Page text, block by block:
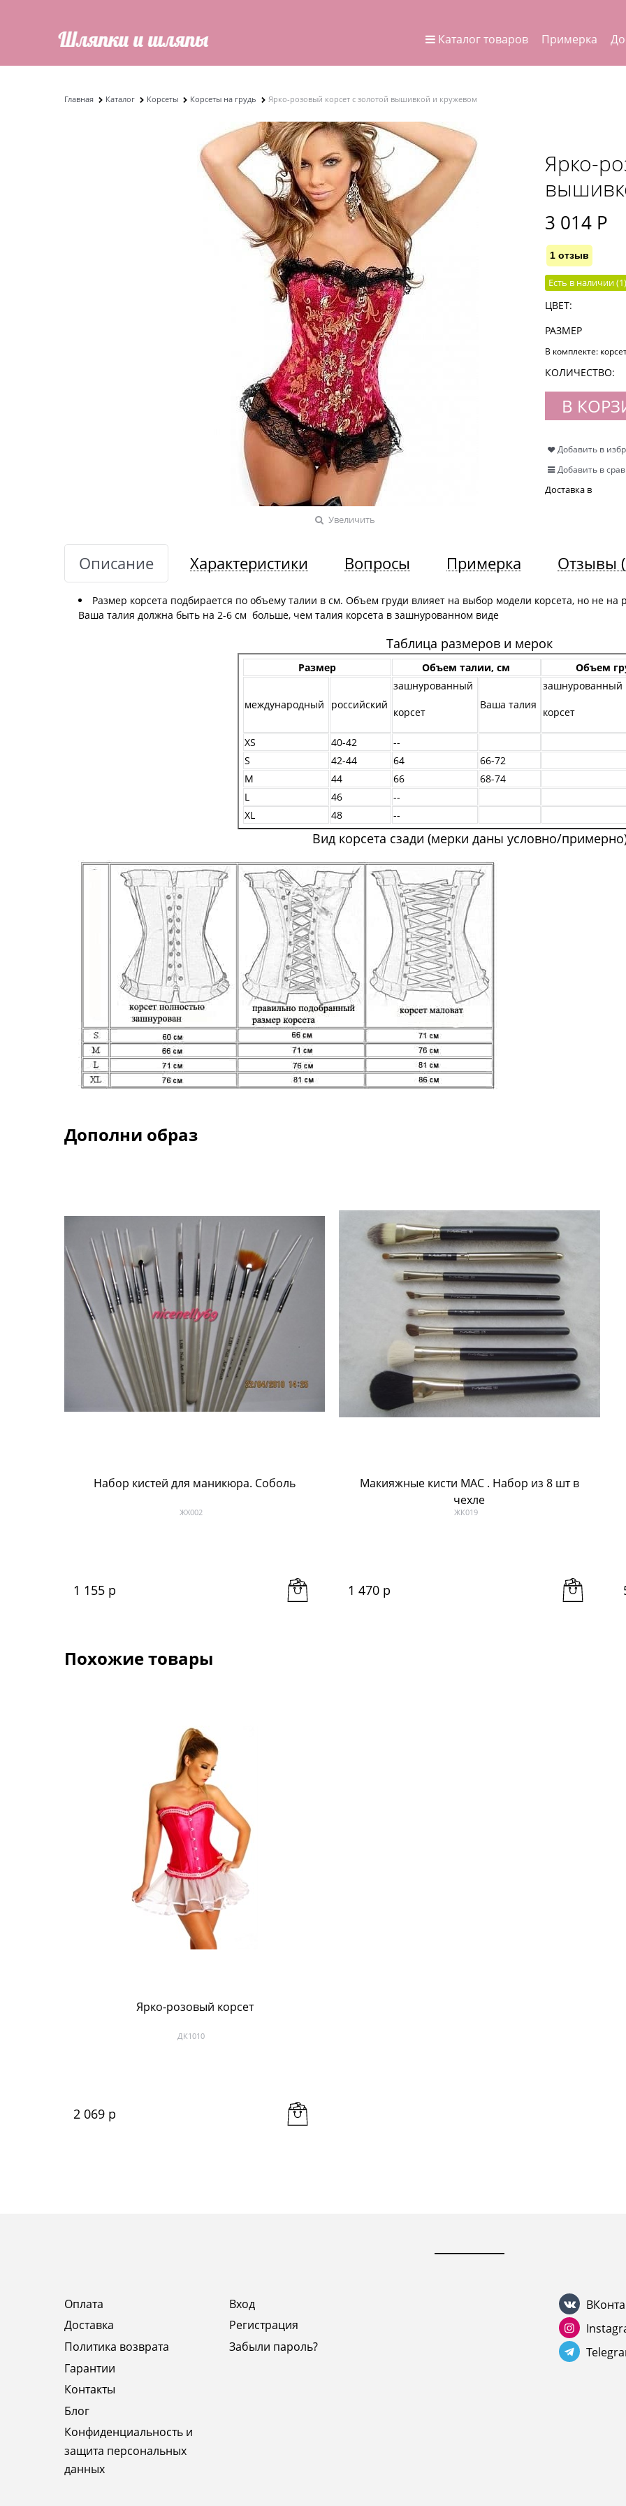
Каталог товаров Примерка
Главная Каталог Корсеты Корсеты на грудь Ярко-розовый корсет с золотой вышивкой и кружевом
Увеличить
Ярко-
3 014 Р
1 отзыв
Есть в наличии (1
ЦВЕТ:
РАЗМЕР
В комплекте:
КОЛИЧЕСТВО:
В
Добавить в
Добавить в
Доставка в
Описание Характеристики Вопросы Примерка Отзывы
Размер корсета подбирается по объему талии в см. Объем груди влияет на выбор модели корсета, но не
Ваша талия должна быть на 2-6 см больше, чем талия корсета в зашнурованном виде
Таблица размеров и мерок
Размер Объем талии, см Объем
международный российский
зашнурованный
корсет
Ваша талия
зашнурованный
корсет
XS 40-42
--
S
42-44 64
66-72
M
44 66
68-74
L
46
--
XL
48 --
Вид корсета сзади (мерки даны условно/
Дополни образ
Набор кистей для маникюра. Соболь
ЖХ002
1 155 р
Макияжные кисти МАС . Набор из 8 шт в
чехле
ЖК019
1 470 р
Похожие товары
Ярко-розовый корсет
ДК1010
2 069 р
Оплата
Доставка
Политика возврата
Гарантии
Контакты
Блог
Конфиденциальность и
защита персональных
данных
Вход
Регистрация
Забыли пароль?